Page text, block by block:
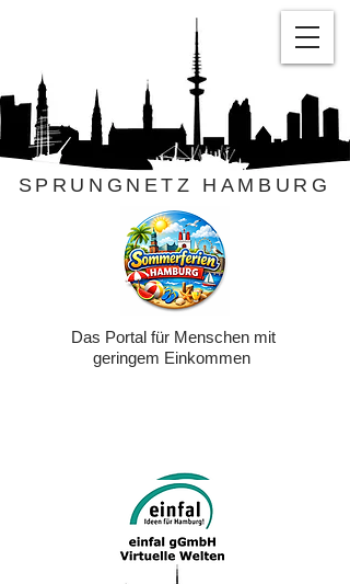
SPRUNGNETZ HAMBURG
Das Portal für Menschen mit
geringem Einkommen